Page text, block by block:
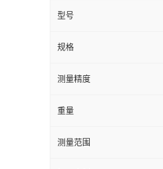
型号
规格
测量精度
重量
测量范围